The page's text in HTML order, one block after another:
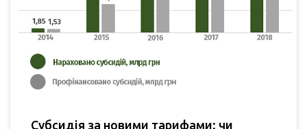
Субсидія за новими тарифами: чи